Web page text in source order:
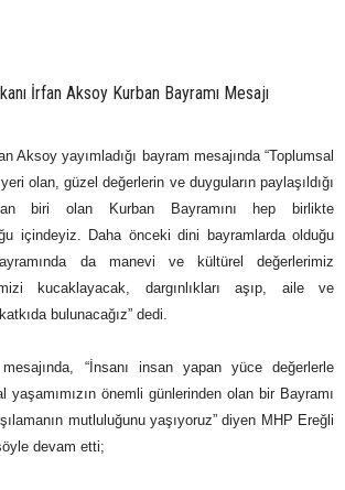
İrfan Aksoy Kurban Bayramı Mesajı
Aksoy yayımladığı bayram mesajında “Toplumsal
olan, güzel değerlerin ve duyguların paylaşıldığı
biri olan Kurban Bayramını hep birlikte
içindeyiz. Daha önceki dini bayramlarda olduğu
da manevi ve kültürel değerlerimiz
kucaklayacak, dargınlıkları aşıp, aile ve
bulunacağız” dedi.
mesajında, “İnsanı insan yapan yüce değerlerle
yaşamımızın önemli günlerinden olan bir Bayramı
mutluluğunu yaşıyoruz” diyen MHP Ereğli
devam etti;